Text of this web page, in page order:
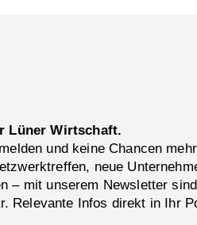
Lüner Wirtschaft.
und keine Chancen
neue
– mit unserem Newsletter
Relevante Infos direkt in Ihr